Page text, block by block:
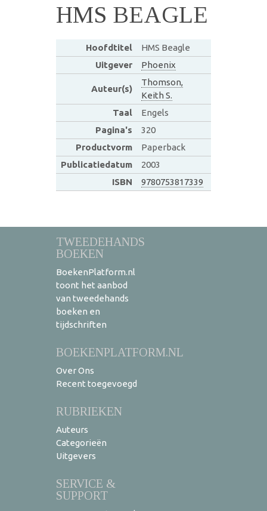
HMS BEAGLE
Hoofdtitel
HMS Beagle
Uitgever
Phoenix
Auteur(s)
Thomson,
Keith S.
Taal
Engels
Pagina's
320
Productvorm
Paperback
Publicatiedatum
2003
ISBN
9780753817339
TWEEDEHANDS
BOEKEN
BoekenPlatform.nl
toont het aanbod
van tweedehands
boeken en
tijdschriften
BOEKENPLATFORM.NL
Over Ons
Recent toegevoegd
RUBRIEKEN
Auteurs
Categorieën
Uitgevers
SERVICE &
SUPPORT